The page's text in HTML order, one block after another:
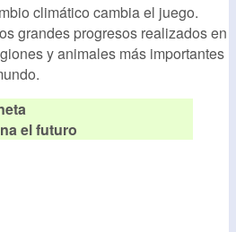
climático cambia el juego.
grandes progresos realizados en
y animales más importantes
el futuro